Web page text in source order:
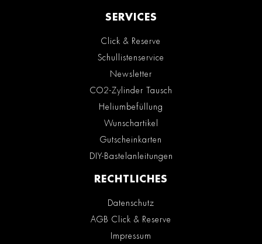
SERVICES
Click & Reserve
Schullistenservice
Newsletter
CO2-Zylinder Tausch
Heliumbefüllung
Wunschartikel
Gutscheinkarten
DIY-Bastelanleitungen
RECHTLICHES
Datenschutz
AGB Click & Reserve
Impressum